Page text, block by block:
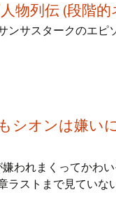
物列伝 (段階
サスタークのエピ
シオンは嫌い
われまくってかわ
ラストまで見ていな